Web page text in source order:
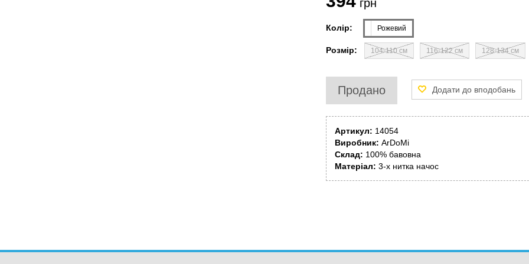
грн
Колір: Рожевий
Розмір: 104-110 см 116-122 см 128-134 см
Продано
Артикул: 14054
Виробник: ArDoMi
Склад: 100% бавовна
Матеріал: 3-х нитка начос